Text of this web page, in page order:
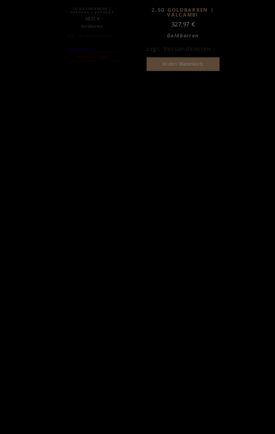
1G GOLDBARREN |
HERAEUS | GEPRÄGT
68,31 €
Goldbarren
Weiterlesen
Nicht auf Lager
2,5G GOLDBARREN |
VALCAMBI
327,97 €
Goldbarren
zzgl. Versandkosten
In den Warenkorb